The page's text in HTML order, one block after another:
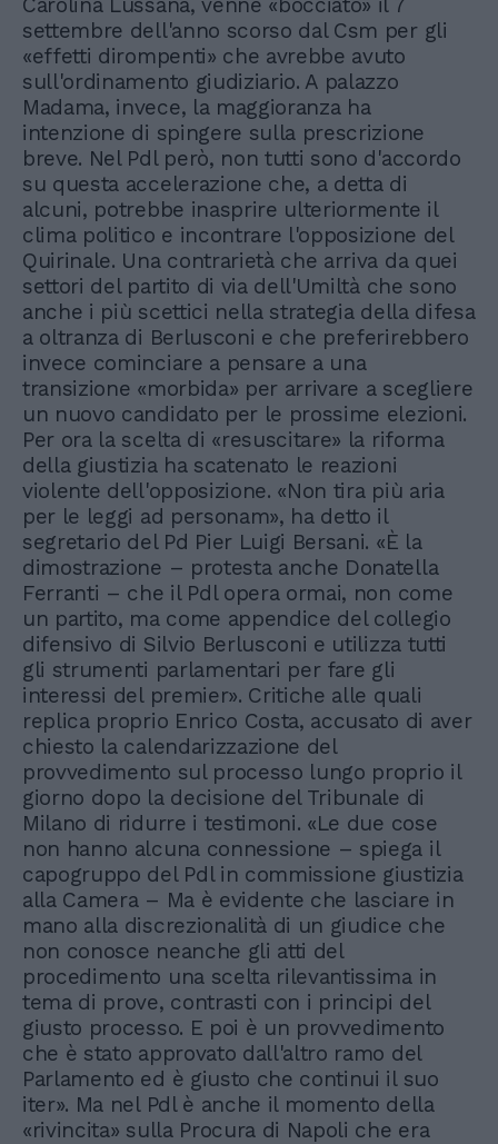
Carolina Lussana, venne «bocciato» il 7
settembre dell'anno scorso dal Csm per gli
«effetti dirompenti» che avrebbe avuto
sull'ordinamento giudiziario. A palazzo
Madama, invece, la maggioranza ha
intenzione di spingere sulla prescrizione
breve. Nel Pdl però, non tutti sono d'accordo
su questa accelerazione che, a detta di
alcuni, potrebbe inasprire ulteriormente il
clima politico e incontrare l'opposizione del
Quirinale. Una contrarietà che arriva da quei
settori del partito di via dell'Umiltà che sono
anche i più scettici nella strategia della difesa
a oltranza di Berlusconi e che preferirebbero
invece cominciare a pensare a una
transizione «morbida» per arrivare a scegliere
un nuovo candidato per le prossime elezioni.
Per ora la scelta di «resuscitare» la riforma
della giustizia ha scatenato le reazioni
violente dell'opposizione. «Non tira più aria
per le leggi ad personam», ha detto il
segretario del Pd Pier Luigi Bersani. «È la
dimostrazione – protesta anche Donatella
Ferranti – che il Pdl opera ormai, non come
un partito, ma come appendice del collegio
difensivo di Silvio Berlusconi e utilizza tutti
gli strumenti parlamentari per fare gli
interessi del premier». Critiche alle quali
replica proprio Enrico Costa, accusato di aver
chiesto la calendarizzazione del
provvedimento sul processo lungo proprio il
giorno dopo la decisione del Tribunale di
Milano di ridurre i testimoni. «Le due cose
non hanno alcuna connessione – spiega il
capogruppo del Pdl in commissione giustizia
alla Camera – Ma è evidente che lasciare in
mano alla discrezionalità di un giudice che
non conosce neanche gli atti del
procedimento una scelta rilevantissima in
tema di prove, contrasti con i principi del
giusto processo. E poi è un provvedimento
che è stato approvato dall'altro ramo del
Parlamento ed è giusto che continui il suo
iter». Ma nel Pdl è anche il momento della
«rivincita» sulla Procura di Napoli che era